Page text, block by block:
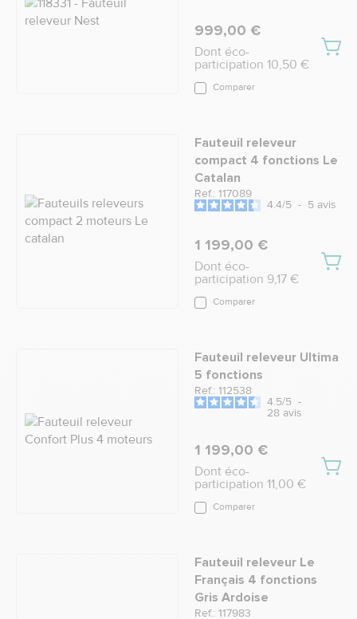
999,00 €
Dont éco-
participation 10,50 €
Comparer
Fauteuil releveur
compact 4 fonctions Le
Catalan
Ref.: 117089
4.4/5 - 5 avis
1 199,00 €
Dont éco-
participation 9,17 €
Comparer
Fauteuil releveur Ultima
5 fonctions
Ref.: 112538
4.5/5 -
28 avis
1 199,00 €
Dont éco-
participation 11,00 €
Comparer
Fauteuil releveur Le
Français 4 fonctions
Gris Ardoise
Ref.: 117983